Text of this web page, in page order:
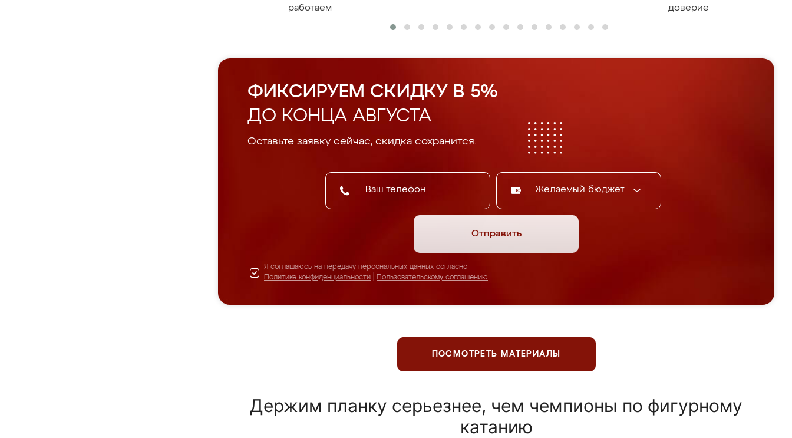
работаем
доверие
ФИКСИРУЕМ СКИДКУ В 5%
ДО КОНЦА АВГУСТА
Оставьте заявку сейчас, скидка сохранится.
Желаемый бюджет
Отправить
Я соглашаюсь на передачу персональных данных согласно
Политике конфиденциальности
Пользовательскому соглашению
ПОСМОТРЕТЬ МАТЕРИАЛЫ
Держим планку серьезнее, чем чемпионы по фигурному
катанию